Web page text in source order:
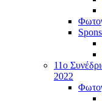
11ο
2022